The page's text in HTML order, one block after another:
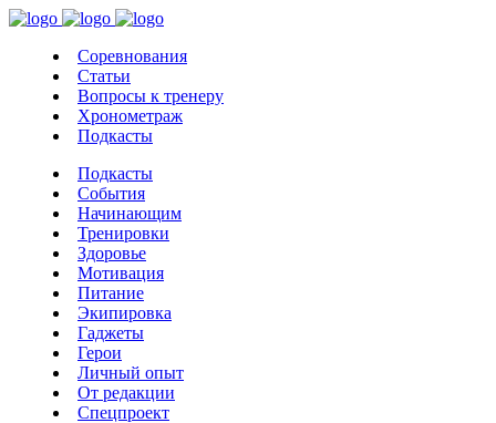
Соревнования
Статьи
Вопросы к тренеру
Хронометраж
Подкасты
Подкасты
События
Начинающим
Тренировки
Здоровье
Мотивация
Питание
Экипировка
Гаджеты
Герои
Личный опыт
От редакции
Спецпроект